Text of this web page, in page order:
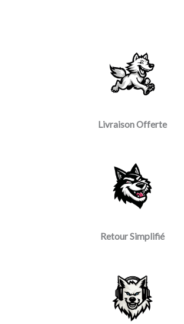
Livraison Offerte
Retour Simplifié